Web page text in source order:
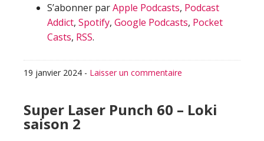
S’abonner parApple Podcasts, Podcast
Addict, Spotify, Google Podcasts, Pocket
Casts, RSS.
19 janvier 2024 - Laisser un commentaire
Super Laser Punch 60 – Loki
saison 2